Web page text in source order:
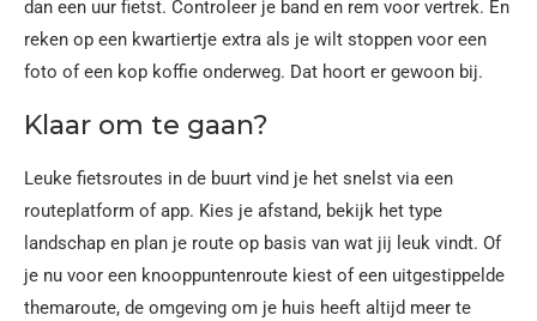
dan een uur fietst. Controleer je band en rem voor vertrek. En
reken op een kwartiertje extra als je wilt stoppen voor een
foto of een kop koffie onderweg. Dat hoort er gewoon bij.
Klaar om te gaan?
Leuke fietsroutes in de buurt vind je het snelst via een
routeplatform of app. Kies je afstand, bekijk het type
landschap en plan je route op basis van wat jij leuk vindt. Of
je nu voor een knooppuntenroute kiest of een uitgestippelde
themaroute, de omgeving om je huis heeft altijd meer te